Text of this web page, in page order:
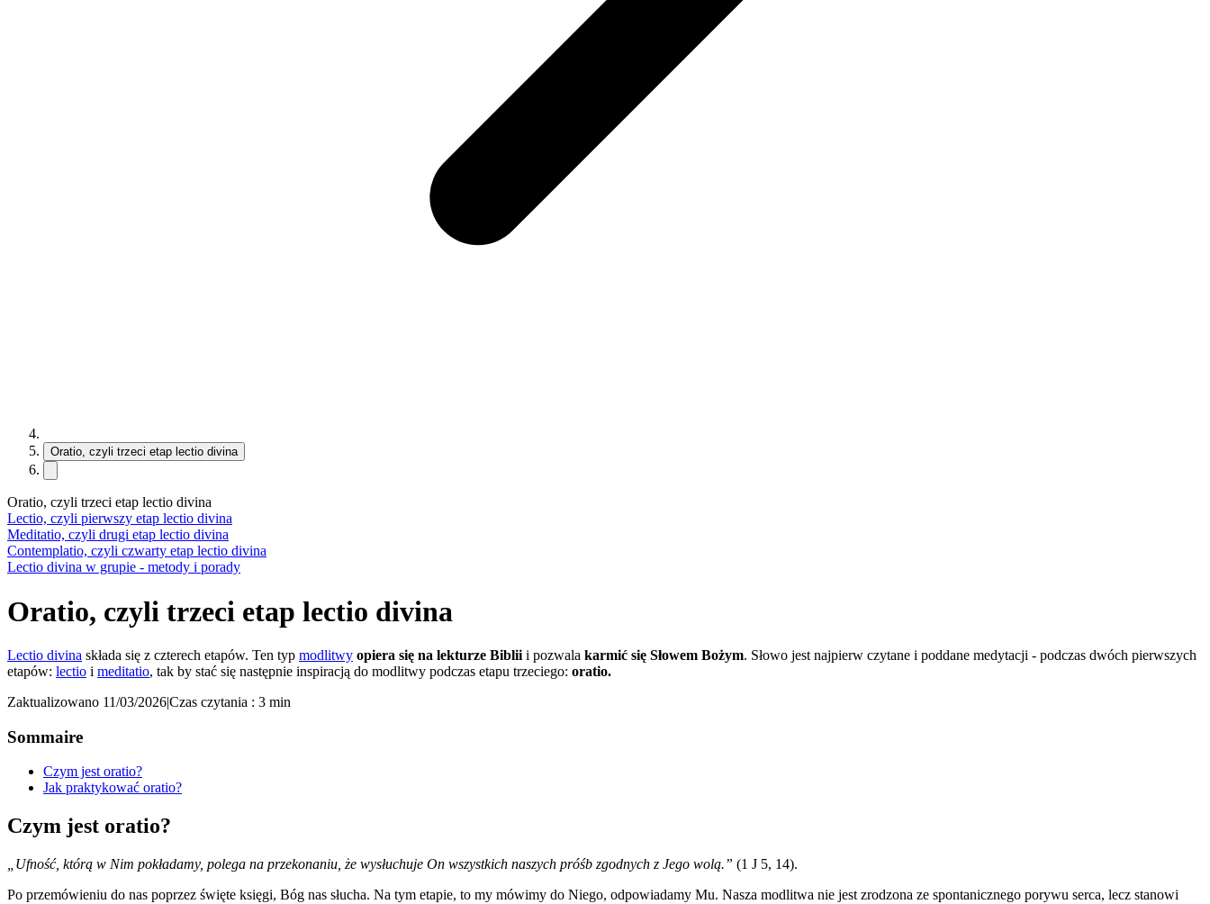
Oratio, czyli trzeci etap lectio divina
Oratio, czyli trzeci etap lectio divina
Lectio, czyli pierwszy etap lectio divina
Meditatio, czyli drugi etap lectio divina
Contemplatio, czyli czwarty etap lectio divina
Lectio divina w grupie - metody i porady
Oratio, czyli trzeci etap lectio divina
Lectio divina składa się z czterech etapów. Ten typ modlitwy opiera się na lekturze Biblii i pozwala karmić się Słowem Bożym. Słowo jest najpierw czytane i poddane medytacji - podczas dwóch pierwszych
etapów: lectio i meditatio, tak by stać się następnie inspiracją do modlitwy podczas etapu trzeciego: oratio.
Zaktualizowano 11/03/2026|Czas czytania : 3 min
Sommaire
Czym jest oratio?
Jak praktykować oratio?
Czym jest oratio?
„Ufność, którą w Nim pokładamy, polega na przekonaniu, że wysłuchuje On wszystkich naszych próśb zgodnych z Jego wolą.” (1 J 5, 14).
Po przemówieniu do nas poprzez święte księgi, Bóg nas słucha. Na tym etapie, to my mówimy do Niego, odpowiadamy Mu. Nasza modlitwa nie jest zrodzona ze spontanicznego porywu serca, lecz stanowi